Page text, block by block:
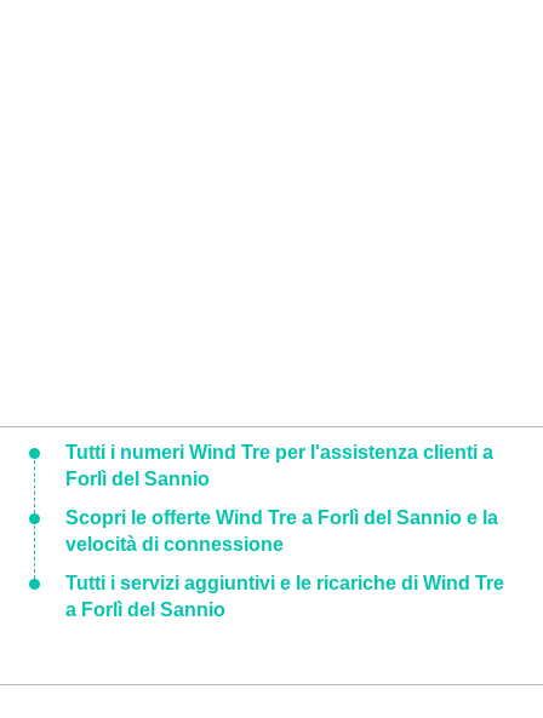
Tutti i numeri Wind Tre per l'assistenza clienti a
Forlì del Sannio
Scopri le offerte Wind Tre a Forlì del Sannio e la
velocità di connessione
Tutti i servizi aggiuntivi e le ricariche di Wind Tre
a Forlì del Sannio